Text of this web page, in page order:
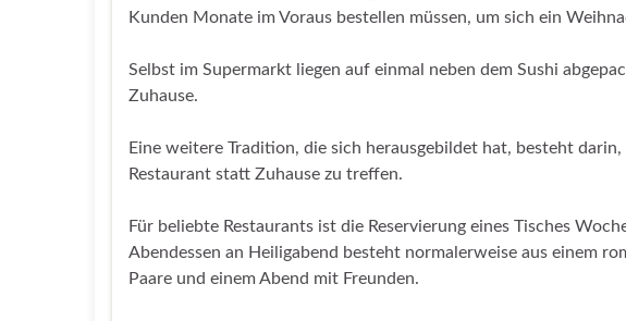
Kunden Monate im Voraus bestellen müssen, um sich ein
Selbst im Supermarkt liegen auf einmal neben dem Sushi
Zuhause.
Eine weitere Tradition, die sich herausgebildet hat, besteht
Restaurant statt Zuhause zu treffen.
Für beliebte Restaurants ist die Reservierung eines Tisches
Abendessen an Heiligabend besteht normalerweise aus einem
Paare und einem Abend mit Freunden.